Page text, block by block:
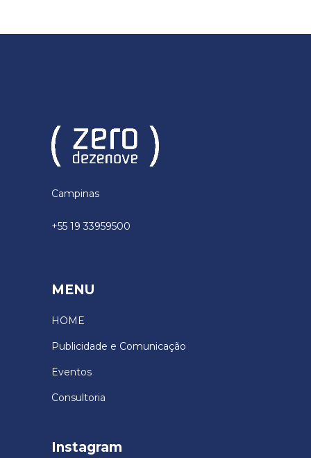
Campinas
+55 19 33959500
MENU
HOME
Publicidade e Comunicação
Eventos
Consultoria
Instagram